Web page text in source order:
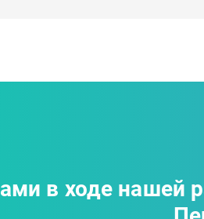
в ходе нашей